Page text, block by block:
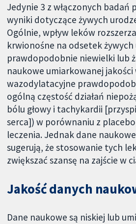
Jedynie 3 z włączonych badań
wyniki dotyczące żywych
Ogólnie, wpływ leków
krwionośne na odsetek
prawdopodobnie niewielki lub
naukowe umiarkowanej jakości
wazodylatacyjne
ogólną częstość działań
bólu głowy i tachykardii
serca]) w porównaniu z
leczenia. Jednak dane
sugerują, że stosowanie tych
zwiększać szansę na zajście w
Jakość danych
Dane naukowe są niskiej lub